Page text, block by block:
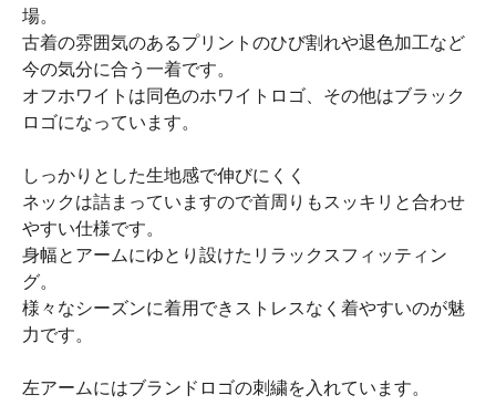
場。
古着の雰囲気のあるプリントのひび割れや退色加工など
今の気分に合う一着です。
オフホワイトは同色のホワイトロゴ、その他はブラック
ロゴになっています。
しっかりとした生地感で伸びにくく
ネックは詰まっていますので首周りもスッキリと合わせ
やすい仕様です。
身幅とアームにゆとり設けたリラックスフィッティン
グ。
様々なシーズンに着用できストレスなく着やすいのが魅
力です。
左アームにはブランドロゴの刺繍を入れています。